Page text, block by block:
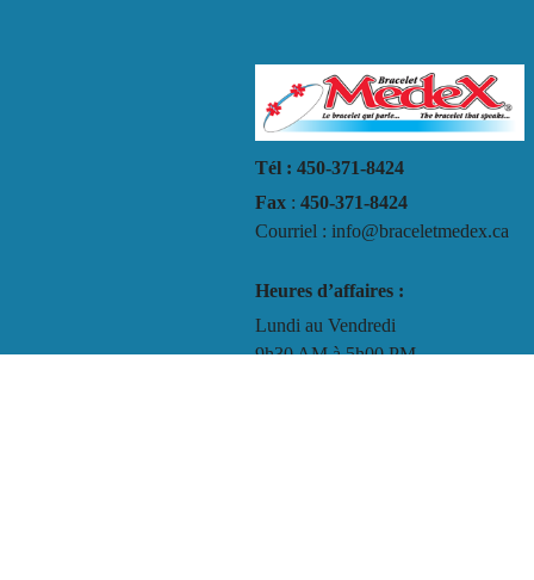
Tél : 450-371-8424
Fax : 450-371-8424
Courriel : info@braceletmedex.ca
Heures d’affaires :
Lundi au Vendredi
9h30 AM à 5h00 PM